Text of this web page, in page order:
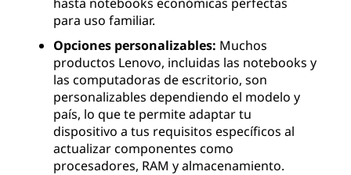
para uso familiar.
Opciones personalizables: Muchos
productos Lenovo, incluidas las notebooks y
las computadoras de escritorio, son
personalizables dependiendo el modelo y
país, lo que te permite adaptar tu
dispositivo a tus requisitos específicos al
actualizar componentes como
procesadores, RAM y almacenamiento.